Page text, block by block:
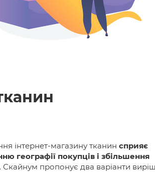
інтернет-магазину тканин сприяє
географії покупців і збільшення
. Скайнум пропонує два варіанти